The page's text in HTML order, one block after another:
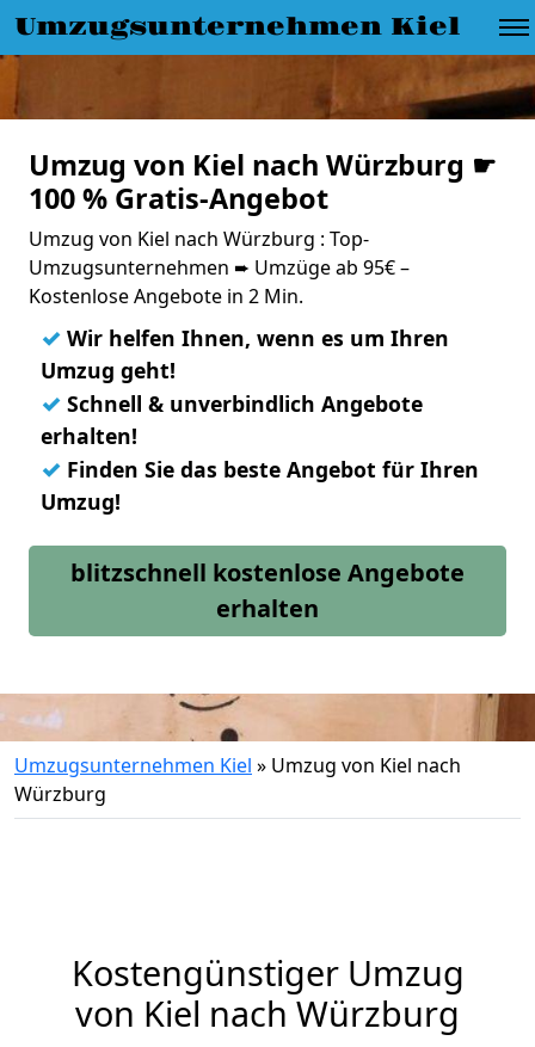
Umzugsunternehmen Kiel
Umzug von Kiel nach Würzburg ☛
100 % Gratis-Angebot
Umzug von Kiel nach Würzburg : Top-
Umzugsunternehmen ➨ Umzüge ab 95€ –
Kostenlose Angebote in 2 Min.
✓ Wir helfen Ihnen, wenn es um Ihren
Umzug geht!
✓ Schnell & unverbindlich Angebote
erhalten!
✓ Finden Sie das beste Angebot für Ihren
Umzug!
blitzschnell kostenlose Angebote
erhalten
Umzugsunternehmen Kiel » Umzug von Kiel nach
Würzburg
Kostengünstiger Umzug
von Kiel nach Würzburg